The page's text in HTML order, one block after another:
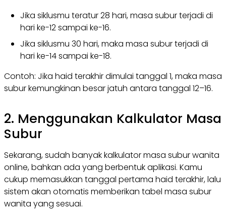
Jika siklusmu teratur 28 hari, masa subur terjadi di
hari ke-12 sampai ke-16.
Jika siklusmu 30 hari, maka masa subur terjadi di
hari ke-14 sampai ke-18.
Contoh: Jika haid terakhir dimulai tanggal 1, maka masa
subur kemungkinan besar jatuh antara tanggal 12–16.
2. Menggunakan Kalkulator Masa
Subur
Sekarang, sudah banyak kalkulator masa subur wanita
online, bahkan ada yang berbentuk aplikasi. Kamu
cukup memasukkan tanggal pertama haid terakhir, lalu
sistem akan otomatis memberikan tabel masa subur
wanita yang sesuai.